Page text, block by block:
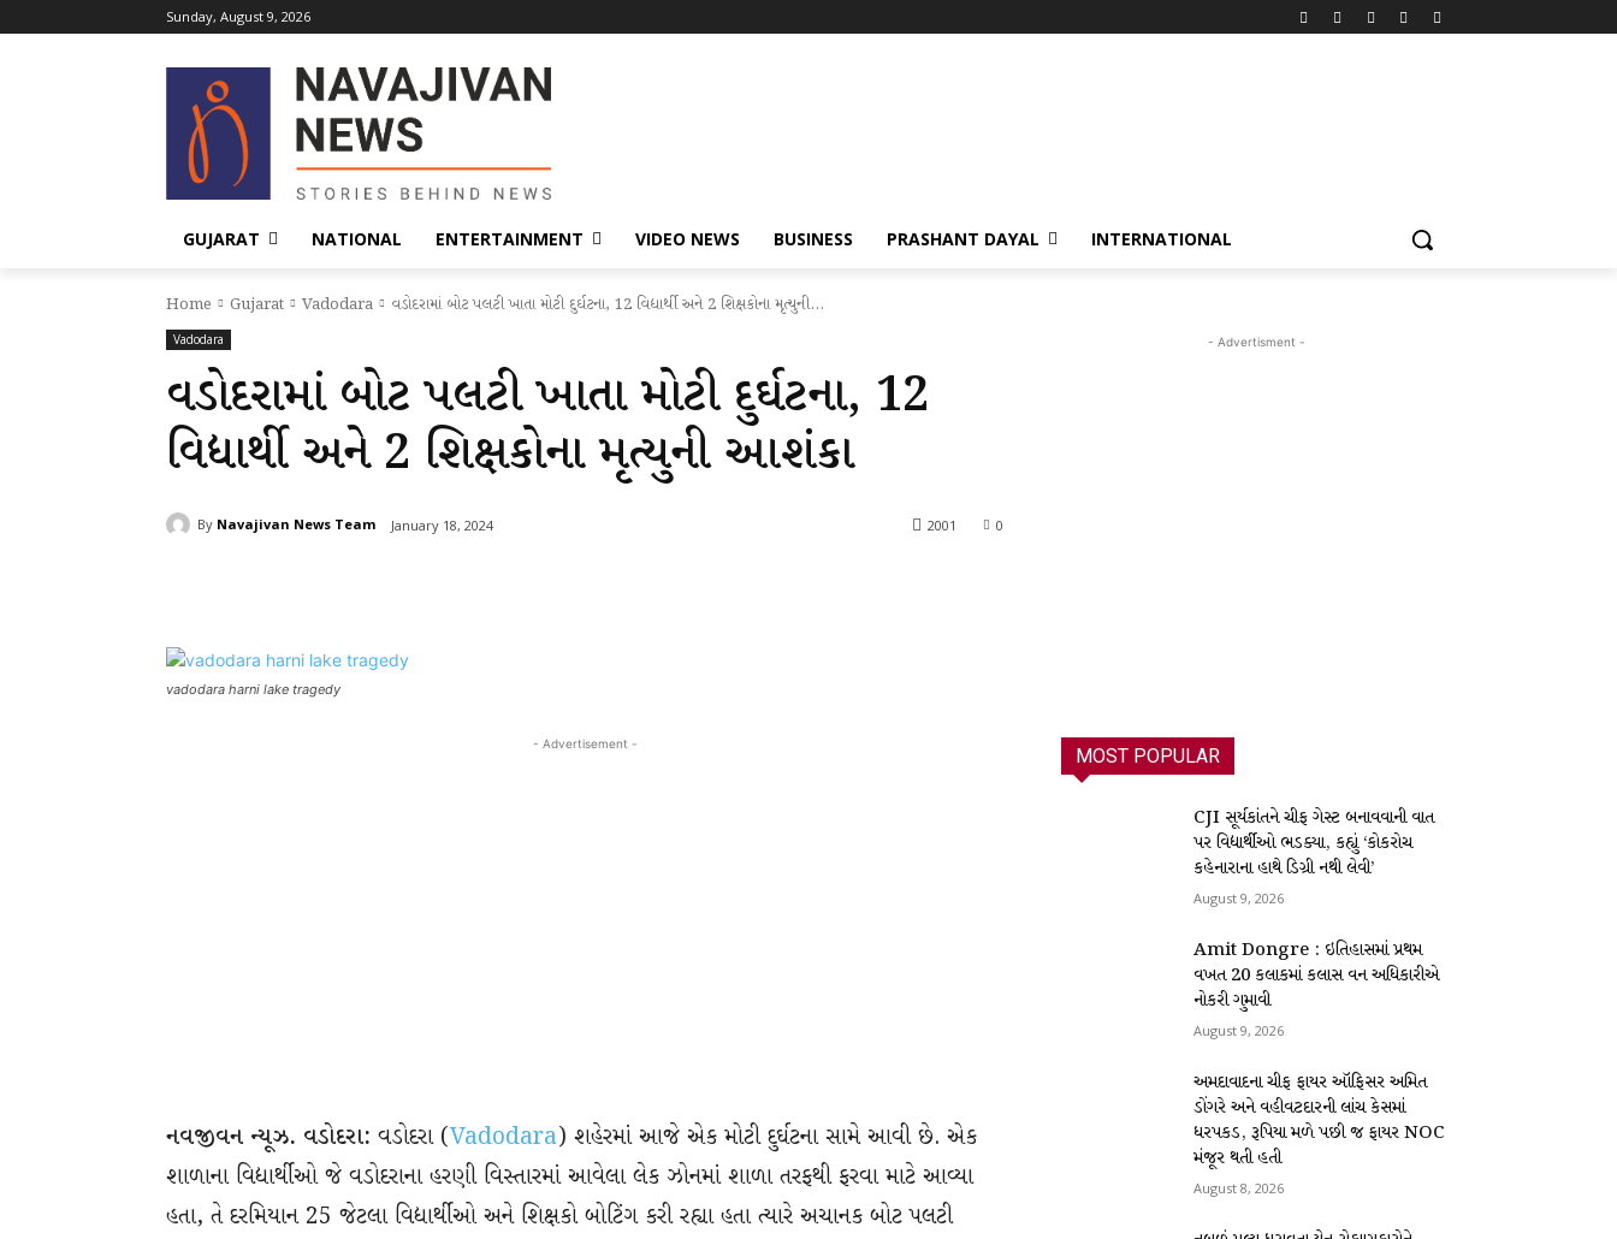
Sunday, August 9, 2026
GUJARAT NATIONAL ENTERTAINMENT VIDEO NEWS BUSINESS PRASHANT DAYAL INTERNATIONAL
Home Gujarat Vadodara વડોદરામાં બોટ પલટી ખાતા મોટી દુર્ઘટના, 12 વિદ્યાર્થી અને 2 શિક્ષકોના મૃત્યુની...
Vadodara
વડોદરામાં બોટ પલટી ખાતા મોટી દુર્ઘટના, 12
વિદ્યાર્થી અને 2 શિક્ષકોના મૃત્યુની આશંકા
By Navajivan News Team January 18, 2024 0
2001
vadodara harni lake tragedy
- Advertisement -
નવજીવન ન્યૂઝ. વડોદરા: વડોદરા (Vadodara) શહેરમાં આજે એક મોટી દુર્ઘટના સામે આવી છે. એક
શાળાના વિદ્યાર્થીઓ જે વડોદરાના હરણી વિસ્તારમાં આવેલા લેક ઝોનમાં શાળા તરફથી ફરવા માટે આવ્યા
હતા, તે દરમિયાન 25 જેટલા વિદ્યાર્થીઓ અને શિક્ષકો બોટિંગ કરી રહ્યા હતા ત્યારે અચાનક બોટ પલટી
- Advertisment -
MOST POPULAR
CJI સૂર્યકાંતને ચીફ ગેસ્ટ બનાવવાની વાત
પર વિદ્યાર્થીઓ ભડક્યા, કહ્યું ‘કોકરોચ
કહેનારાના હાથે ડિગ્રી નથી લેવી’
August 9, 2026
Amit Dongre : ઇતિહાસમાં પ્રથમ
વખત 20 કલાકમાં કલાસ વન અધિકારીએ
નોકરી ગુમાવી
August 9, 2026
અમદાવાદના ચીફ ફાયર ઑફિસર અમિત
ડોંગરે અને વહીવટદારની લાંચ કેસમાં
ધરપકડ, રૂપિયા મળે પછી જ ફાયર NOC
મંજૂર થતી હતી
August 8, 2026